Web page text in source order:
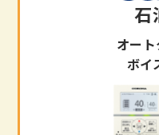
石
オー
ボイ